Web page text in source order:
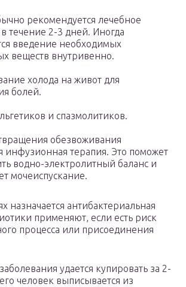
рекомендуется лечебное
течение 2-3 дней. Иногда
введение необходимых
веществ внутривенно.
холода на живот для
болей.
и спазмолитиков.
обезвоживания
инфузионная терапия. Это поможет
водно-электролитный баланс и
мочеиспускание.
назначается антибактериальная
применяют, если есть риск
процесса или присоединения
удается купировать за 2-
человек выписывается из